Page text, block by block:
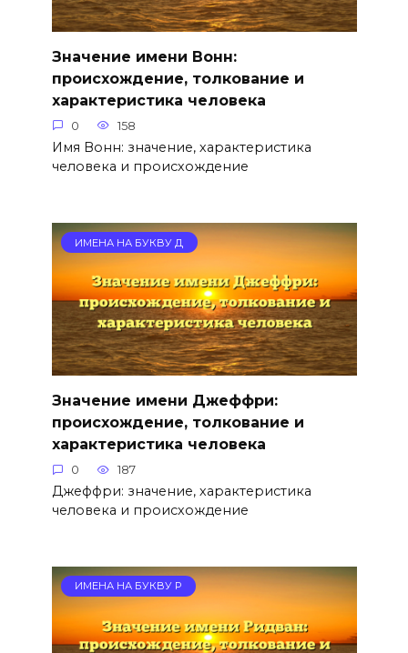
Значение имени Вонн:
происхождение, толкование и
характеристика человека
0 158
Имя Вонн: значение, характеристика
человека и происхождение
ИМЕНА НА БУКВУ Д
Значение имени Джеффри:
происхождение, толкование и
характеристика человека
0 187
Джеффри: значение, характеристика
человека и происхождение
ИМЕНА НА БУКВУ Р